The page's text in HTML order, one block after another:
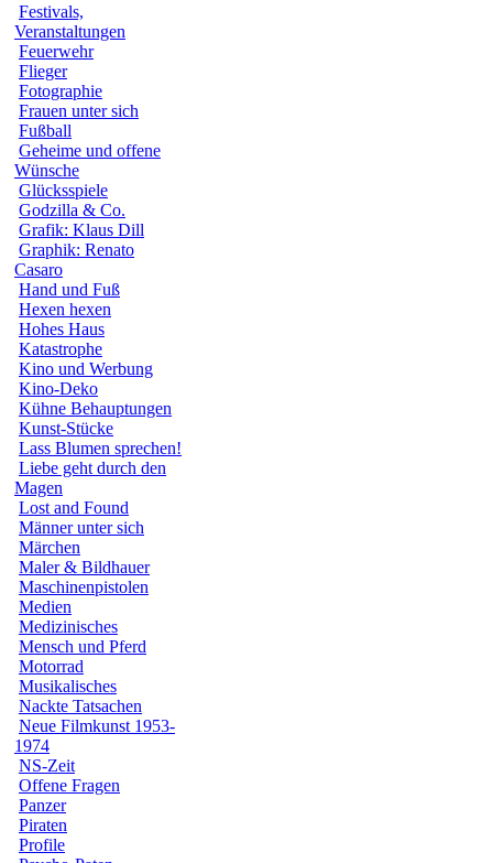
Festivals,
Veranstaltungen
Feuerwehr
Flieger
Fotographie
Frauen unter sich
Fußball
Geheime und offene
Wünsche
Glücksspiele
Godzilla & Co.
Grafik: Klaus Dill
Graphik: Renato
Casaro
Hand und Fuß
Hexen hexen
Hohes Haus
Katastrophe
Kino und Werbung
Kino-Deko
Kühne Behauptungen
Kunst-Stücke
Lass Blumen sprechen!
Liebe geht durch den
Magen
Lost and Found
Männer unter sich
Märchen
Maler & Bildhauer
Maschinenpistolen
Medien
Medizinisches
Mensch und Pferd
Motorrad
Musikalisches
Nackte Tatsachen
Neue Filmkunst 1953-
1974
NS-Zeit
Offene Fragen
Panzer
Piraten
Profile